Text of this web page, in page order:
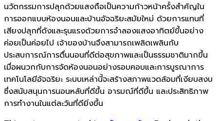
นวัตกรรมการปลุกด้วยแสงถือเป็นความก้าวหน้าครั้งสำคัญใน
การออกแบบห้องนอนและบ้านอัจฉริยะสมัยใหม่ ด้วยการแทนที่
เสียงปลุกที่ดังและรุนแรงด้วยการจำลองแสงอาทิตย์ขึ้นอย่าง
ค่อยเป็นค่อยไป เจ้าของบ้านจึงสามารถเพลิดเพลินกับ
ประสบการณ์การตื่นนอนที่ดีต่อสุขภาพและเป็นธรรมชาติมากขึ้น
เมื่อผนวกกับการจัดห้องนอนอย่างรอบคอบและการบูรณาการ
เทคโนโลยีอัจฉริยะ ระบบเหล่านี้จะสร้างสภาพแวดล้อมที่เงียบสงบ
ซึ่งสนับสนุนการนอนหลับที่ดีขึ้น อารมณ์ที่ดีขึ้น และประสิทธิภาพ
การทำงานในแต่ละวันที่ดียิ่งขึ้น